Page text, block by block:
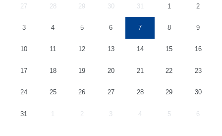
27 28 29 30 31 1 2
3 4 5 6 7 8 9
10 11 12 13 14 15 16
17 18 19 20 21 22 23
24 25 26 27 28 29 30
31 1 2 3 4 5 6